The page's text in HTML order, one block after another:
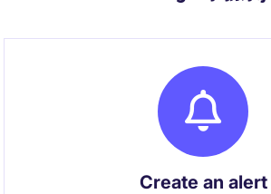
Create an alert